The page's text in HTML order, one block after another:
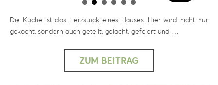
Die Küche ist das Herzstück eines Hauses. Hier wird nicht nur
gekocht, sondern auch geteilt, gelacht, gefeiert und …
ZUM BEITRAG